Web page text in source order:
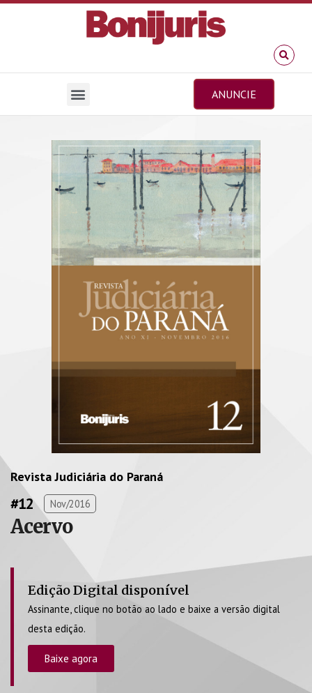
ANUNCIE
Revista Judiciária do Paraná
#12 Nov/2016
Acervo
Edição Digital disponível
Assinante, clique no botão ao lado e baixe a versão digital
desta edição.
Baixe agora